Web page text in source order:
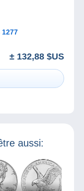
1277
± 132,88 $US
aussi: